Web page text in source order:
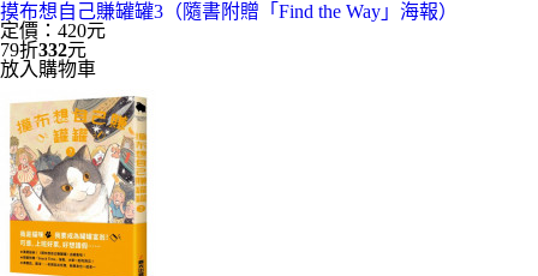
摸布想自己賺罐罐3（隨書附贈「Find the Way」海報）
定價：420元
79折332元
放入購物車